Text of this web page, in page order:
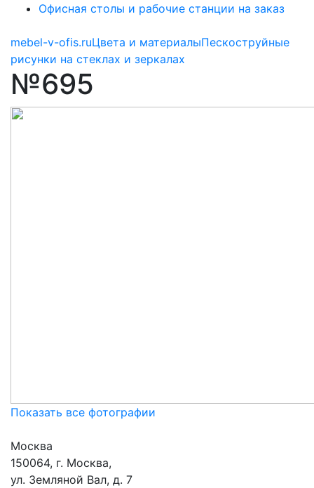
Офисная столы и рабочие станции на заказ
mebel-v-ofis.ruЦвета и материалыПескоструйные
рисунки на стеклах и зеркалах
№695
Показать все фотографии
Москва
150064, г. Москва,
ул. Земляной Вал, д. 7